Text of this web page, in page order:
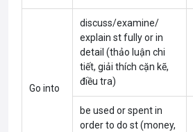
Go into
discuss/examine/
explain st fully or in
detail (thảo luận chi
tiết, giải thích cặn kẽ,
điều tra)
be used or spent in
order to do st (money,